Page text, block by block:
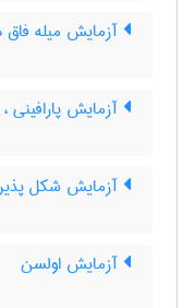
آزمایش میله فاق
آزمایش پارافینی
آزمایش شکل
آزمایش اولسن